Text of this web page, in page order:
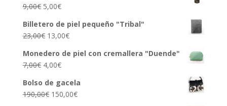
9,00€ 5,00€
Billetero de piel pequeño "Tribal"
23,00€ 13,00€
Monedero de piel con cremallera "Duende"
7,00€ 4,00€
Bolso de gacela
190,00€ 150,00€